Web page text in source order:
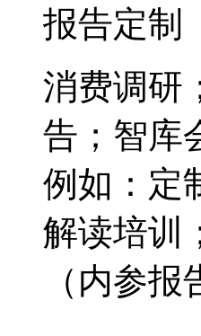
报告定制
消费调研
告；智库
例如：定
解读培训
（内参报